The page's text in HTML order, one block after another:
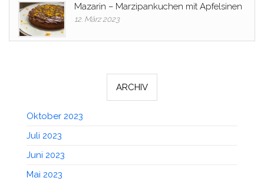
Mazarin – Marzipankuchen mit Apfelsinen
12. März 2023
ARCHIV
Oktober 2023
Juli 2023
Juni 2023
Mai 2023